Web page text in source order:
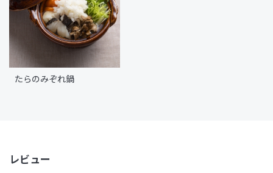
たらのみぞれ鍋
レビュー